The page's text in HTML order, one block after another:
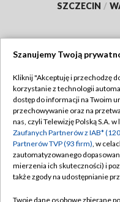
SZCZECIN /
Abonament TVP
Emisja w TVP
Centrum informacji
Naziemna Telewizja
Szanujemy Twoją
Kliknij "Akceptuję i przechodzę
korzystanie z technologii
dostęp do informacji na Twoim
przechowywanie oraz na
nas, czyli Telewizję Polską S.A.
Zaufanych Partnerów z IAB*
Partnerów TVP (93 firm), w
zautomatyzowanego
mierzenia ich skuteczności) i
także zgody na udostępnianie
Twoje dane osobowe zbierane